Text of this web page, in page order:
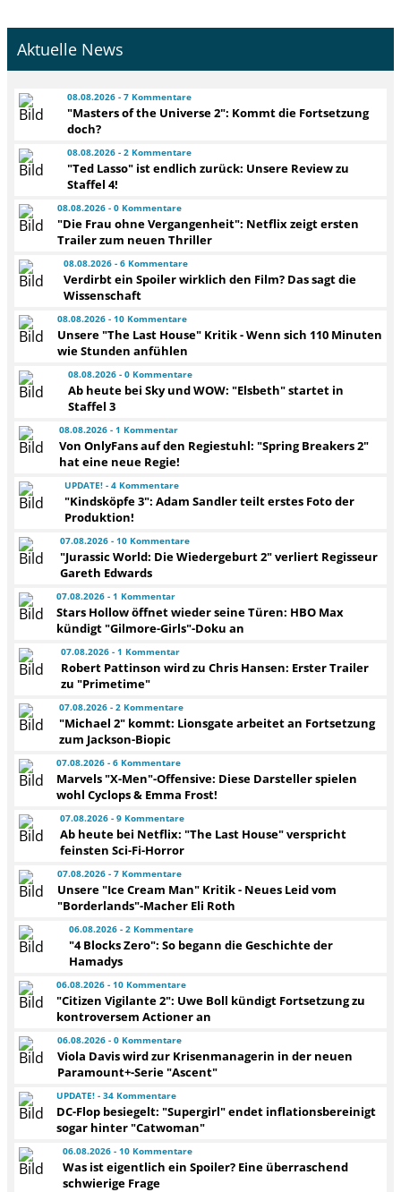
Aktuelle News
08.08.2026 - 7 Kommentare
"Masters of the Universe 2": Kommt die Fortsetzung
doch?
08.08.2026 - 2 Kommentare
"Ted Lasso" ist endlich zurück: Unsere Review zu
Staffel 4!
08.08.2026 - 0 Kommentare
"Die Frau ohne Vergangenheit": Netflix zeigt ersten
Trailer zum neuen Thriller
08.08.2026 - 6 Kommentare
Verdirbt ein Spoiler wirklich den Film? Das sagt die
Wissenschaft
08.08.2026 - 10 Kommentare
Unsere "The Last House" Kritik - Wenn sich 110 Minuten
wie Stunden anfühlen
08.08.2026 - 0 Kommentare
Ab heute bei Sky und WOW: "Elsbeth" startet in
Staffel 3
08.08.2026 - 1 Kommentar
Von OnlyFans auf den Regiestuhl: "Spring Breakers 2"
hat eine neue Regie!
UPDATE! - 4 Kommentare
"Kindsköpfe 3": Adam Sandler teilt erstes Foto der
Produktion!
07.08.2026 - 10 Kommentare
"Jurassic World: Die Wiedergeburt 2" verliert Regisseur
Gareth Edwards
07.08.2026 - 1 Kommentar
Stars Hollow öffnet wieder seine Türen: HBO Max
kündigt "Gilmore-Girls"-Doku an
07.08.2026 - 1 Kommentar
Robert Pattinson wird zu Chris Hansen: Erster Trailer
zu "Primetime"
07.08.2026 - 2 Kommentare
"Michael 2" kommt: Lionsgate arbeitet an Fortsetzung
zum Jackson-Biopic
07.08.2026 - 6 Kommentare
Marvels "X-Men"-Offensive: Diese Darsteller spielen
wohl Cyclops & Emma Frost!
07.08.2026 - 9 Kommentare
Ab heute bei Netflix: "The Last House" verspricht
feinsten Sci-Fi-Horror
07.08.2026 - 7 Kommentare
Unsere "Ice Cream Man" Kritik - Neues Leid vom
"Borderlands"-Macher Eli Roth
06.08.2026 - 2 Kommentare
"4 Blocks Zero": So begann die Geschichte der
Hamadys
06.08.2026 - 10 Kommentare
"Citizen Vigilante 2": Uwe Boll kündigt Fortsetzung zu
kontroversem Actioner an
06.08.2026 - 0 Kommentare
Viola Davis wird zur Krisenmanagerin in der neuen
Paramount+-Serie "Ascent"
UPDATE! - 34 Kommentare
DC-Flop besiegelt: "Supergirl" endet inflationsbereinigt
sogar hinter "Catwoman"
06.08.2026 - 10 Kommentare
Was ist eigentlich ein Spoiler? Eine überraschend
schwierige Frage